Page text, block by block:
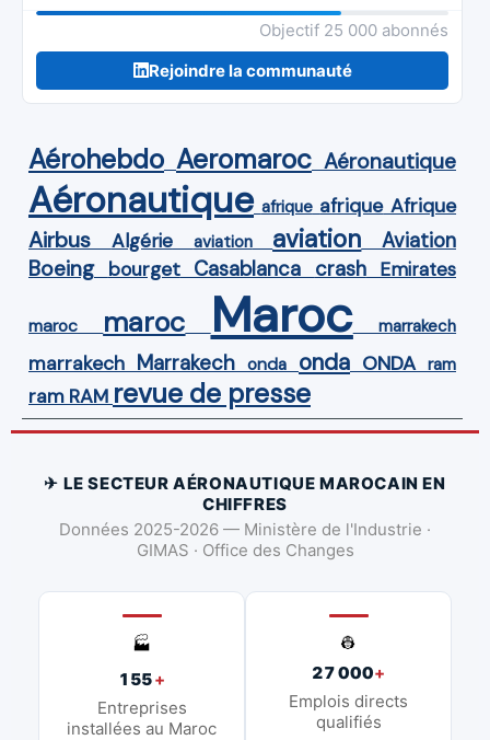
Objectif 25 000 abonnés
Rejoindre la communauté
Aérohebdo Aeromaroc Aéronautique
Aéronautique afrique afrique Afrique
Airbus Algérie aviation aviation Aviation
Boeing bourget Casablanca crash Emirates
maroc maroc Maroc marrakech
marrakech Marrakech onda onda ONDA ram
ram RAM revue de presse
✈ LE SECTEUR AÉRONAUTIQUE MAROCAIN EN
CHIFFRES
Données 2025-2026 — Ministère de l'Industrie ·
GIMAS · Office des Changes
🏭
155+
Entreprises
installées au Maroc
👷
27 000+
Emplois directs
qualifiés